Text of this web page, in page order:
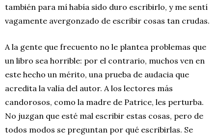
también para mí había sido duro escribirlo, y me sentí
vagamente avergonzado de escribir cosas tan crudas.
A la gente que frecuento no le plantea problemas que
un libro sea horrible: por el contrario, muchos ven en
este hecho un mérito, una prueba de audacia que
acredita la valía del autor. A los lectores más
candorosos, como la madre de Patrice, les perturba.
No juzgan que esté mal escribir estas cosas, pero de
todos modos se preguntan por qué escribirlas. Se